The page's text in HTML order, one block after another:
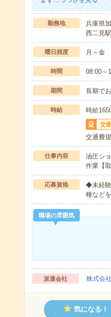
勤務地
兵庫県
西二見
曜日頻度 月～金
時間 08:00～
期間 長期で
時給 時給
交
交通費
仕事内容
油圧シ
作業【
応募資格
◆未経験
種など
職場の雰囲気
派遣会社 株式会
気になる！